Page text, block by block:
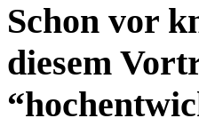
Schon vor
diesem